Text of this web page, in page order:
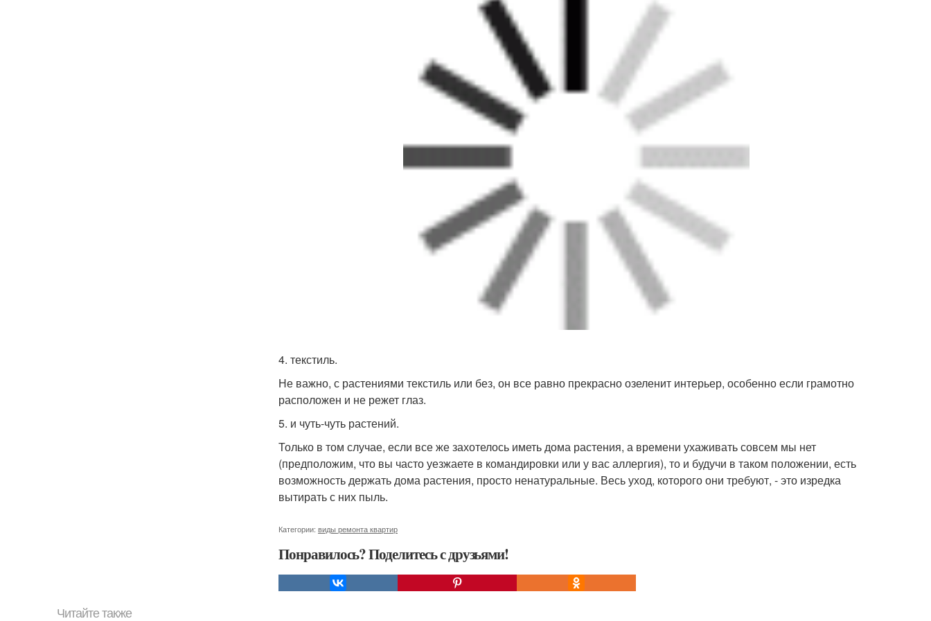
4. текстиль.
Не важно, с растениями текстиль или без, он все равно прекрасно озеленит интерьер, особенно если грамотно
расположен и не режет глаз.
5. и чуть-чуть растений.
Только в том случае, если все же захотелось иметь дома растения, а времени ухаживать совсем мы нет
(предположим, что вы часто уезжаете в командировки или у вас аллергия), то и будучи в таком положении, есть
возможность держать дома растения, просто ненатуральные. Весь уход, которого они требуют, - это изредка
вытирать с них пыль.
Категории: виды ремонта квартир
Понравилось? Поделитесь с друзьями!
Читайте также